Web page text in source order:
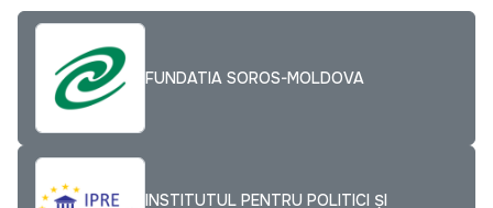
FUNDATIA SOROS-MOLDOVA
INSTITUTUL PENTRU POLITICI ȘI